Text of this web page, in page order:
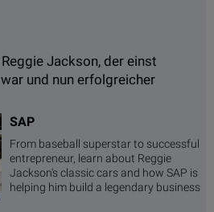
Jackson, der einst
und nun erfolgreicher
SAP
From baseball superstar to successful
entrepreneur, learn about Reggie
Jackson's classic cars and how SAP is
helping him build a legendary business